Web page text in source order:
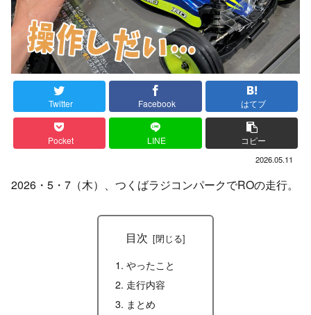
Twitter Facebook はてブ
Pocket LINE コピー
2026.05.11
2026・5・7（木）、つくばラジコンパークでROの走行。
目次
やったこと
走行内容
まとめ